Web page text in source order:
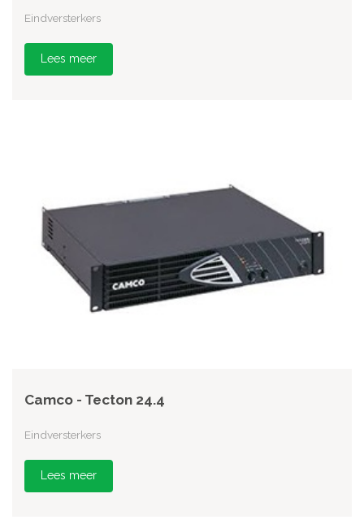
Eindversterkers
Lees meer
Camco - Tecton 24.4
Eindversterkers
Lees meer